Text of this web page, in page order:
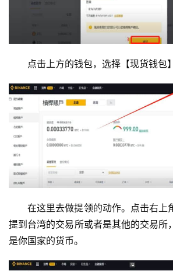
点击上方的钱包，选择【现货钱包
在这里去做提领的动作。点击右上
提到台湾的交易所或者是其他的交易所
是你国家的货币。